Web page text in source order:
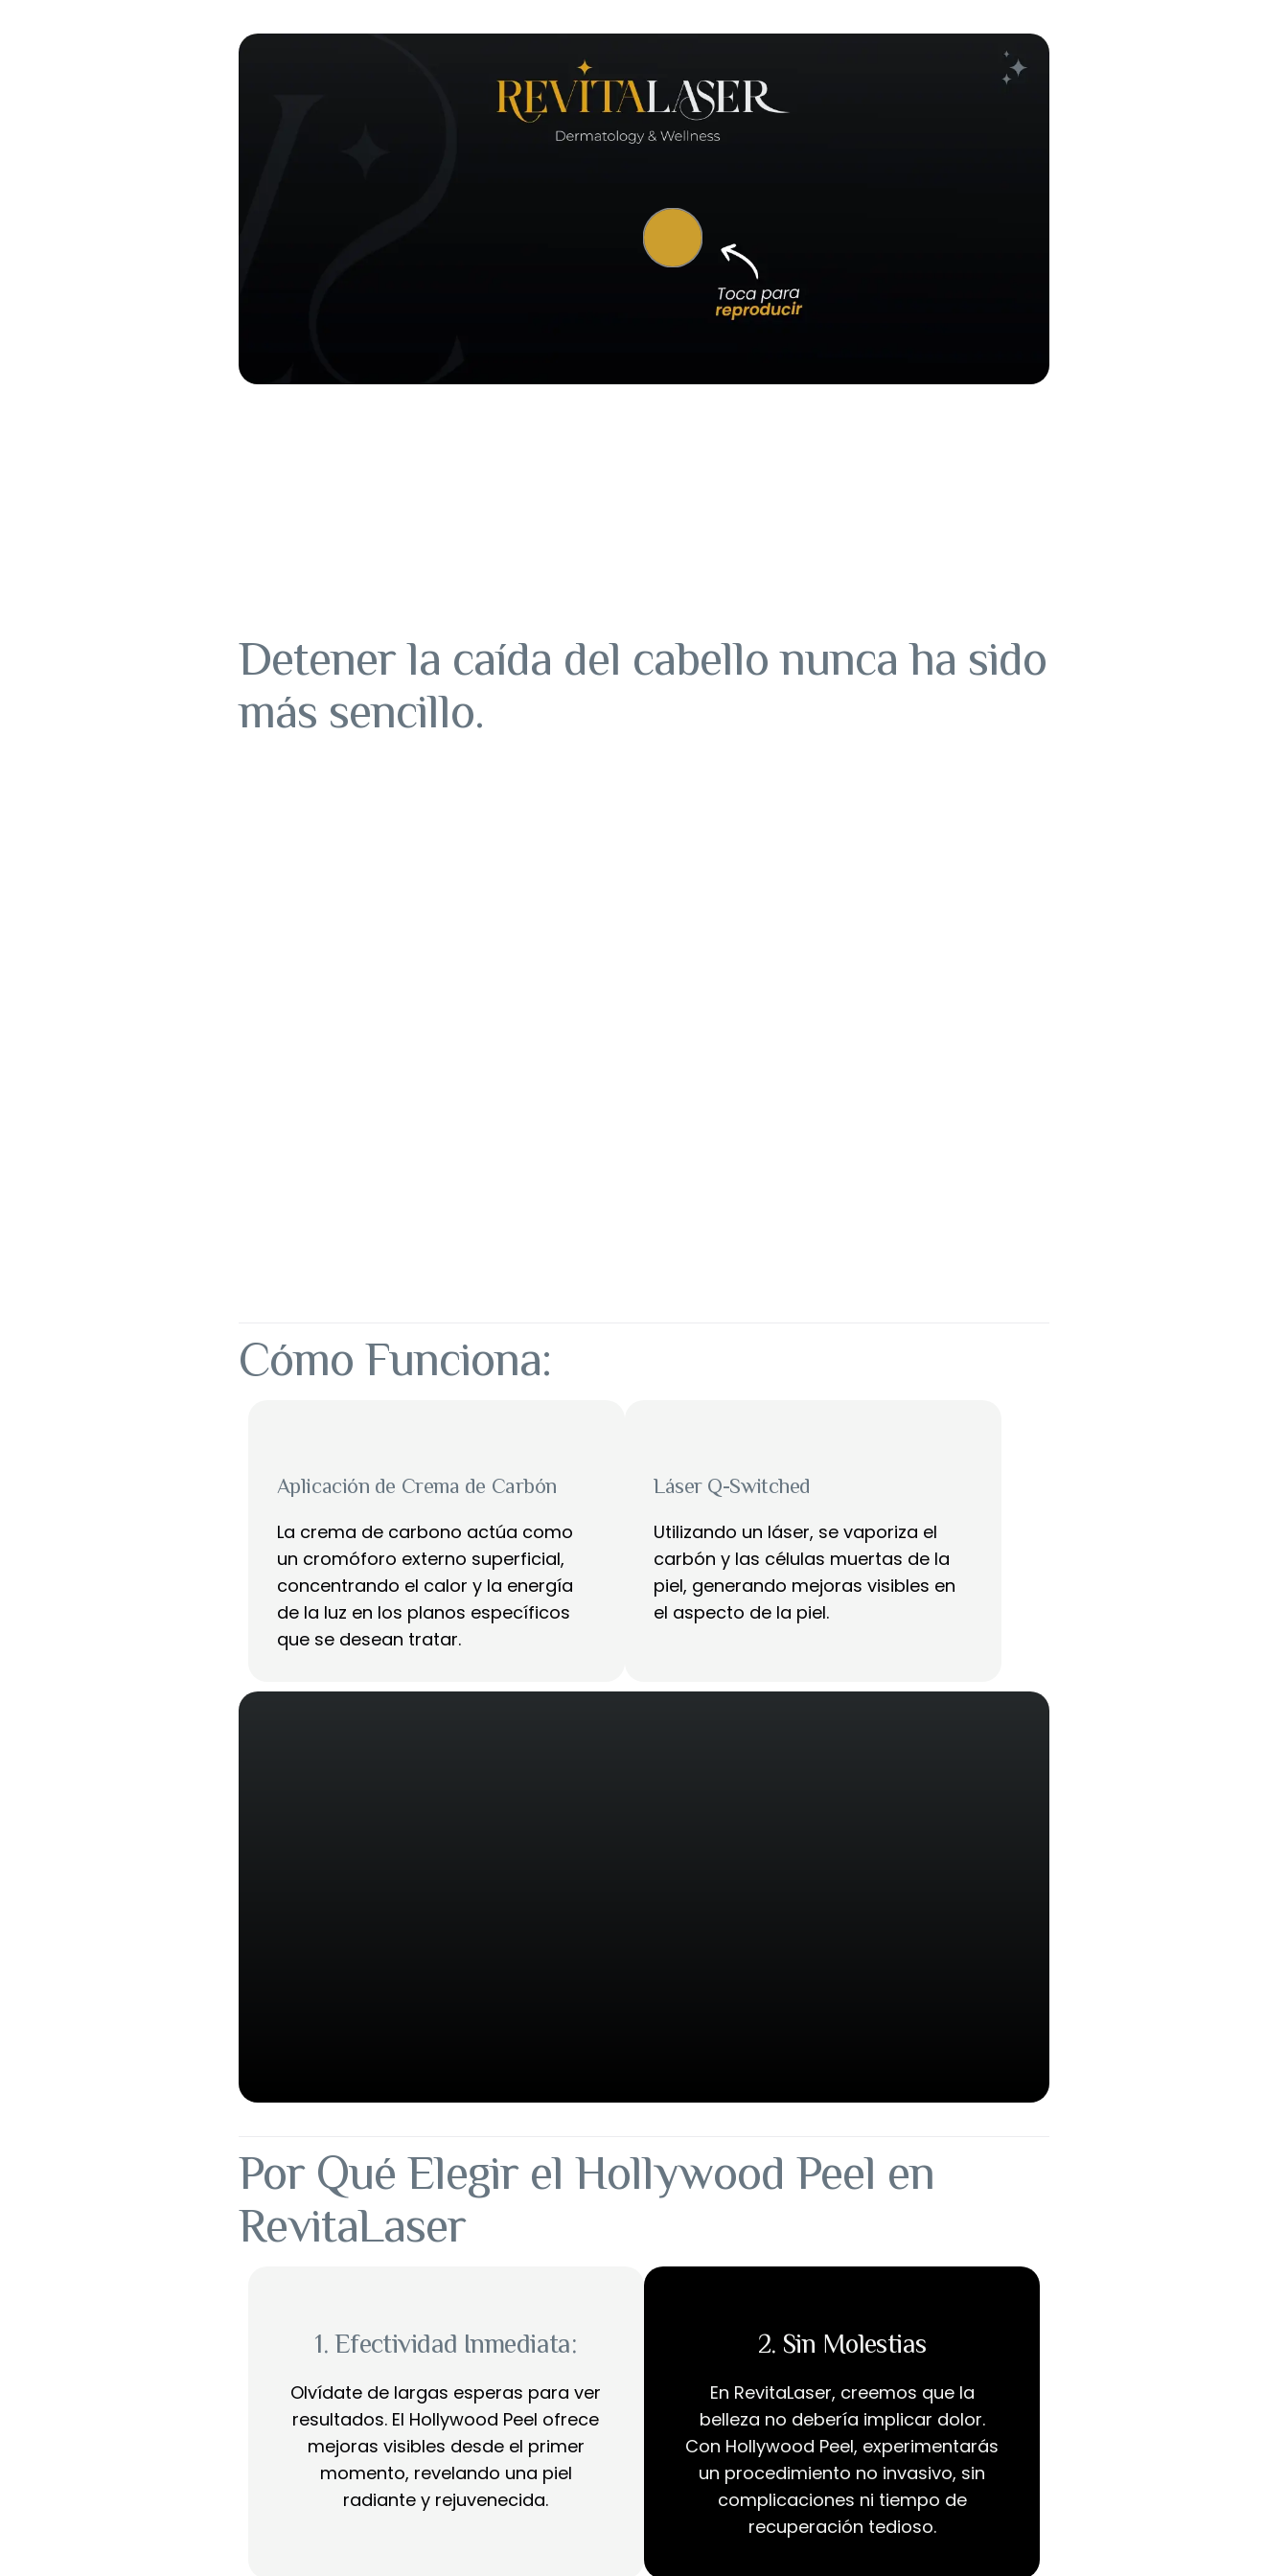
Detener la caída del cabello nunca ha sido
más sencillo.
Cómo Funciona:
Aplicación de Crema de Carbón
La crema de carbono actúa como
un cromóforo externo superficial,
concentrando el calor y la energía
de la luz en los planos específicos
que se desean tratar.
Láser Q-Switched
Utilizando un láser, se vaporiza el
carbón y las células muertas de la
piel, generando mejoras visibles en
el aspecto de la piel.
Por Qué Elegir el Hollywood Peel en
RevitaLaser
1. Efectividad Inmediata:
Olvídate de largas esperas para ver
resultados. El Hollywood Peel ofrece
mejoras visibles desde el primer
momento, revelando una piel
radiante y rejuvenecida.
2. Sin Molestias
En RevitaLaser, creemos que la
belleza no debería implicar dolor.
Con Hollywood Peel, experimentarás
un procedimiento no invasivo, sin
complicaciones ni tiempo de
recuperación tedioso.